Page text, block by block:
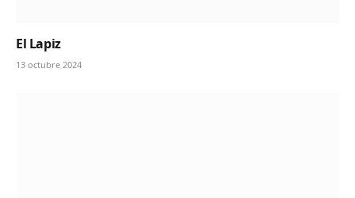
El Lapiz
13 octubre 2024